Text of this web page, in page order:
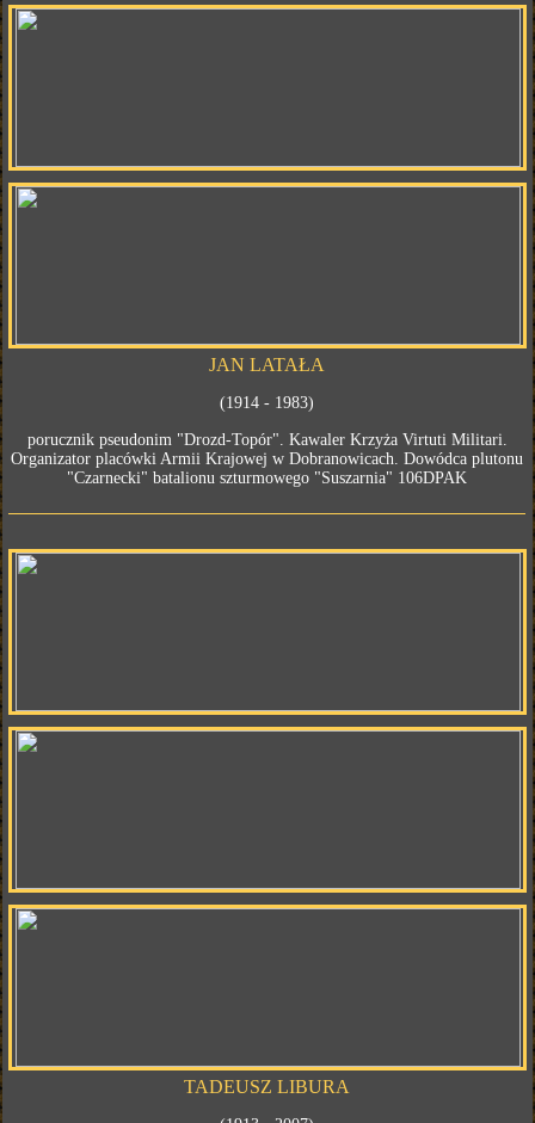
JAN LATAŁA
(1914 - 1983)
porucznik pseudonim "Drozd-Topór". Kawaler Krzyża Virtuti Militari.
Organizator placówki Armii Krajowej w Dobranowicach. Dowódca plutonu
"Czarnecki" batalionu szturmowego "Suszarnia" 106DPAK
TADEUSZ LIBURA